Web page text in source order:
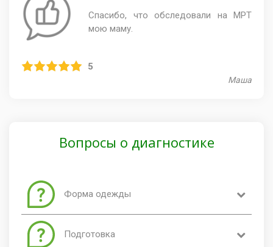
Спасибо, что обследовали на МРТ
мою маму.
5
Маша
Вопросы о диагностике
Форма одежды
В МРТ кабинет можно заходить в любой одежде,
которая не содержит металл. Для похода в
Подготовка